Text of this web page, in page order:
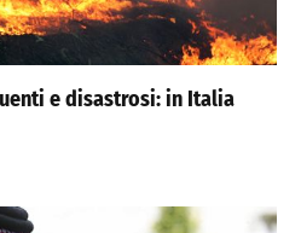
e disastrosi: in Italia